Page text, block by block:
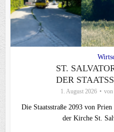
ST.
DER
1. August 2026 von
Die Staatsstraße 2093 von
der Kirche St.